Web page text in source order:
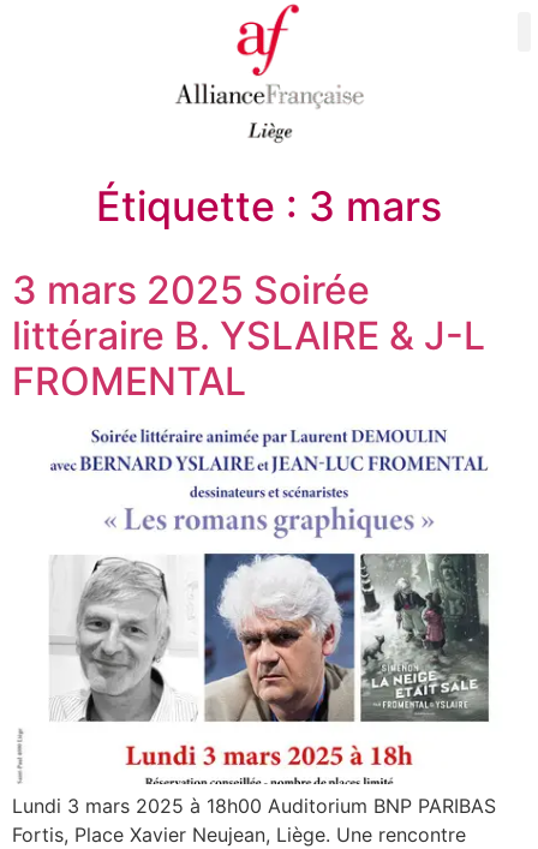
Étiquette : 3 mars
3 mars 2025 Soirée
littéraire B. YSLAIRE & J-L
FROMENTAL
Lundi 3 mars 2025 à 18h00 Auditorium BNP PARIBAS
Fortis, Place Xavier Neujean, Liège. Une rencontre